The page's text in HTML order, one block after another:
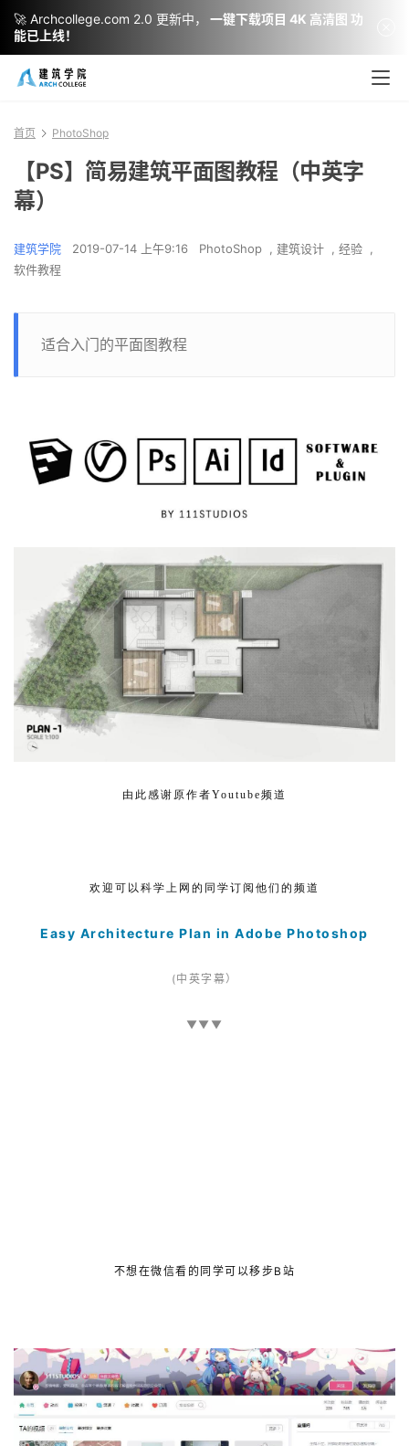
首页 PhotoShop
【PS】简易建筑平面图教程（中英字
幕）
建筑学院 2019-07-14 上午9:16 PhotoShop , 建筑设计 , 经验 ,
软件教程
适合入门的平面图教程
由此感谢原作者Youtube频道
欢迎可以科学上网的同学订阅他们的频道
Easy Architecture Plan in Adobe Photoshop
(中英字幕）
▼▼▼
不想在微信看的同学可以移步B站
🚀 Archcollege.com 2.0 更新中，
一键下载项目 4K 高清图 功
能已上线！